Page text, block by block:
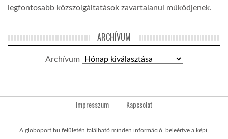
legfontosabb közszolgáltatások zavartalanul működjenek.
ARCHÍVUM
Archívum
Impresszum Kapcsolat
A globoport.hu felületén található minden információ, beleértve a képi,